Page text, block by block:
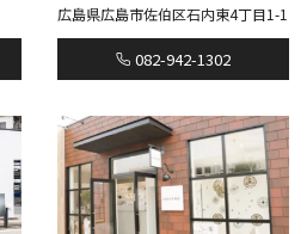
広島県広島市佐伯区石内東4丁目1-1
082-942-1302